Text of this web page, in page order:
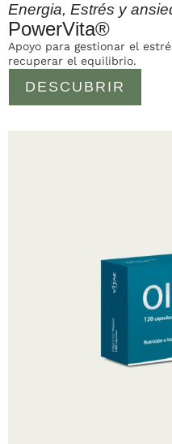
Energia, Estrés y
PowerVita®
DESCUBRIR
Apoyo para gestionar el
recuperar el equilibrio.